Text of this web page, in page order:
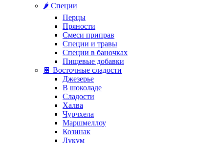
🌶️ Специи
Перцы
Пряности
Смеси приправ
Специи и травы
Специи в баночках
Пищевые добавки
🍫 Восточные сладости
Джезерье
В шоколаде
Сладости
Халва
Чурчхела
Маршмеллоу
Козинак
Лукум